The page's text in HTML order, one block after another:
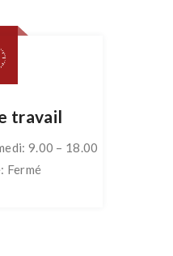
travail
9.00 – 18.00
Fermé